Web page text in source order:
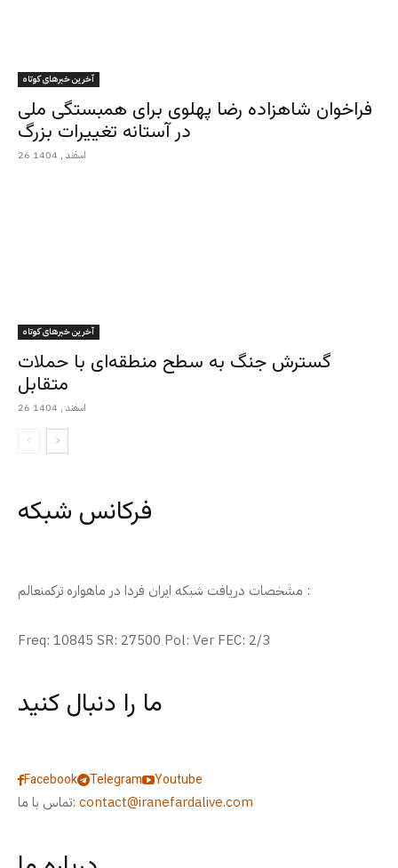
آخرین خبرهای کوتاه
فراخوان شاهزاده رضا پهلوی برای همبستگی ملی
در آستانه تغییرات بزرگ
26 اسفند , 1404
آخرین خبرهای کوتاه
گسترش جنگ به سطح منطقه‌ای با حملات
متقابل
26 اسفند , 1404
فرکانس شبکه
مشخصات دریافت شبکه ایران فردا در ماهواره ترکمنعالم :
Freq: 10845 SR: 27500 Pol: Ver FEC: 2/3
ما را دنبال کنید
Facebook Telegram
Youtube
تماس با ما: contact@iranefardalive.com